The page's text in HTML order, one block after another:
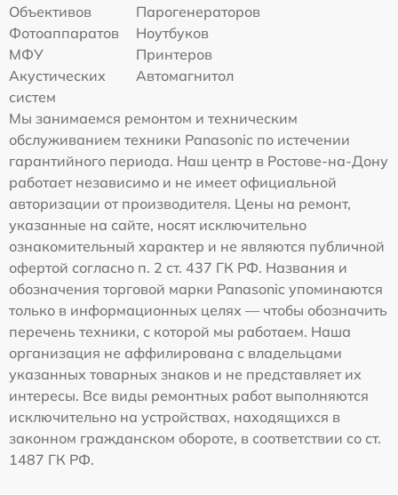
Объективов
Парогенераторов
Фотоаппаратов
Ноутбуков
МФУ
Принтеров
Акустических
систем
Автомагнитол
Мы занимаемся ремонтом и техническим
обслуживанием техники Panasonic по истечении
гарантийного периода. Наш центр в Ростове-на-Дону
работает независимо и не имеет официальной
авторизации от производителя. Цены на ремонт,
указанные на сайте, носят исключительно
ознакомительный характер и не являются публичной
офертой согласно п. 2 ст. 437 ГК РФ. Названия и
обозначения торговой марки Panasonic упоминаются
только в информационных целях — чтобы обозначить
перечень техники, с которой мы работаем. Наша
организация не аффилирована с владельцами
указанных товарных знаков и не представляет их
интересы. Все виды ремонтных работ выполняются
исключительно на устройствах, находящихся в
законном гражданском обороте, в соответствии со ст.
1487 ГК РФ.